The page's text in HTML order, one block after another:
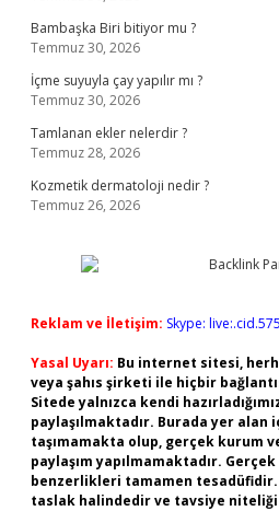
Bambaşka Biri bitiyor mu ?
Temmuz 30, 2026
İçme suyuyla çay yapılır mı ?
Temmuz 30, 2026
Tamlanan ekler nelerdir ?
Temmuz 28, 2026
Kozmetik dermatoloji nedir ?
Temmuz 26, 2026
Reklam ve İletişim: Skype:
Yasal Uyarı: Bu internet sitesi,
veya şahıs şirketi ile hiçbir
Sitede yalnızca kendi
paylaşılmaktadır. Burada yer
taşımamakta olup, gerçek kurum
paylaşım yapılmamaktadır.
benzerlikleri tamamen
taslak halindedir ve tavsiye niteliği